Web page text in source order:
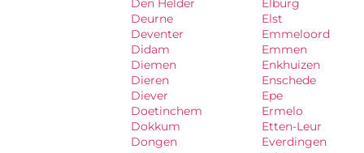
Den Helder
Deurne
Deventer
Didam
Diemen
Dieren
Diever
Doetinchem
Dokkum
Dongen
Elburg
Elst
Emmeloord
Emmen
Enkhuizen
Enschede
Epe
Ermelo
Etten-Leur
Everdingen